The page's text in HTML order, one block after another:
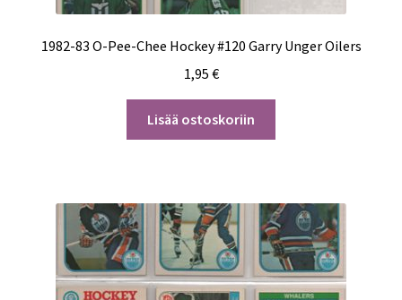
1982-83 O-Pee-Chee Hockey #120 Garry Unger Oilers
1,95 €
Lisää ostoskoriin